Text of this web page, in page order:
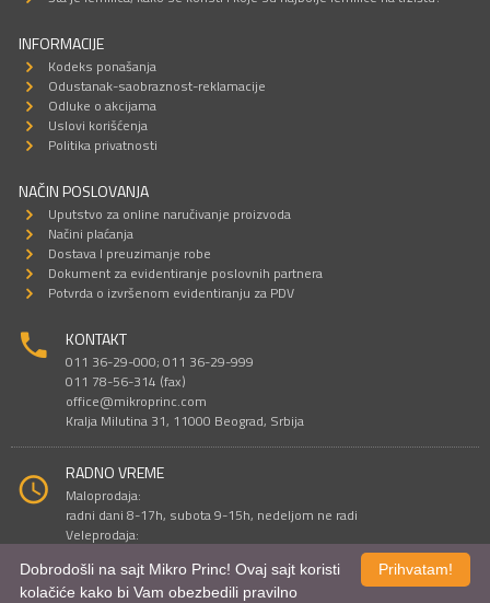
INFORMACIJE
Kodeks ponašanja
Odustanak-saobraznost-reklamacije
Odluke o akcijama
Uslovi korišćenja
Politika privatnosti
NAČIN POSLOVANJA
Uputstvo za online naručivanje proizvoda
Načini plaćanja
Dostava I preuzimanje robe
Dokument za evidentiranje poslovnih partnera
Potvrda o izvršenom evidentiranju za PDV
KONTAKT
011 36-29-000; 011 36-29-999
011 78-56-314 (fax)
office@mikroprinc.com
Kralja Milutina 31, 11000 Beograd, Srbija
RADNO VREME
Maloprodaja:
radni dani 8-17h, subota 9-15h, nedeljom ne radi
Veleprodaja:
Prihvatam!
Dobrodošli na sajt Mikro Princ! Ovaj sajt koristi
kolačiće kako bi Vam obezbedili pravilno